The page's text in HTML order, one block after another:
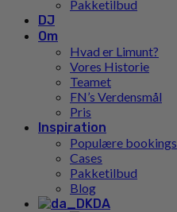
Pakketilbud
DJ
Om
Hvad er Limunt?
Vores Historie
Teamet
FN’s Verdensmål
Pris
Inspiration
Populære bookings
Cases
Pakketilbud
Blog
DA